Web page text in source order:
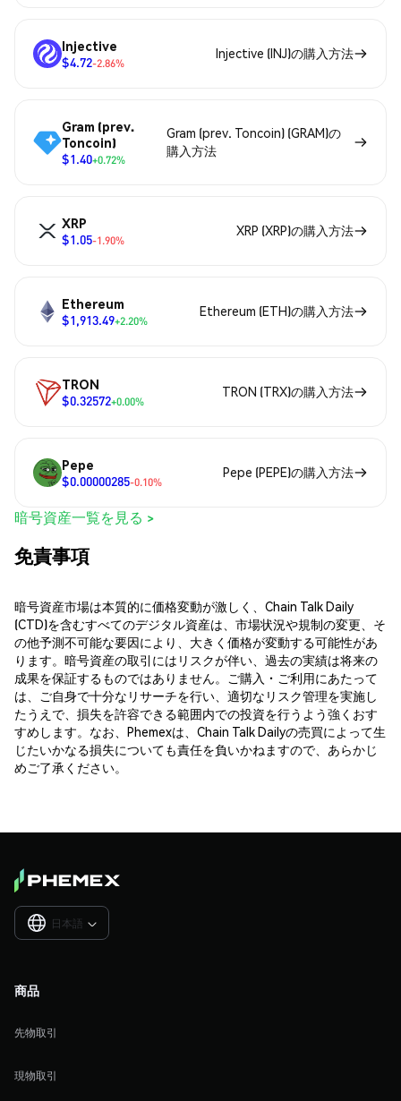
Injective
$4.72-2.86%
Injective (INJ)の購入方法
Gram (prev.
Toncoin)
$1.40+0.72%
Gram (prev. Toncoin) (GRAM)の
購入方法
XRP
$1.05-1.90%
XRP (XRP)の購入方法
Ethereum
$1,913.49+2.20%
Ethereum (ETH)の購入方法
TRON
$0.32572+0.00%
TRON (TRX)の購入方法
Pepe
$0.00000285-0.10%
Pepe (PEPE)の購入方法
暗号資産一覧を見る >
免責事項
暗号資産市場は本質的に価格変動が激しく、Chain Talk Daily
(CTD)を含むすべてのデジタル資産は、市場状況や規制の変更、そ
の他予測不可能な要因により、大きく価格が変動する可能性があ
ります。暗号資産の取引にはリスクが伴い、過去の実績は将来の
成果を保証するものではありません。ご購入・ご利用にあたって
は、ご自身で十分なリサーチを行い、適切なリスク管理を実施し
たうえで、損失を許容できる範囲内での投資を行うよう強くおす
すめします。なお、Phemexは、Chain Talk Dailyの売買によって生
じたいかなる損失についても責任を負いかねますので、あらかじ
めご了承ください。
日本語 
商品
先物取引
現物取引